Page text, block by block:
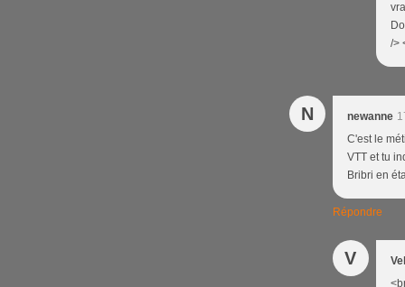
/>
N newanne
C'est le
VTT et tu
Bribri en
Répondre
V